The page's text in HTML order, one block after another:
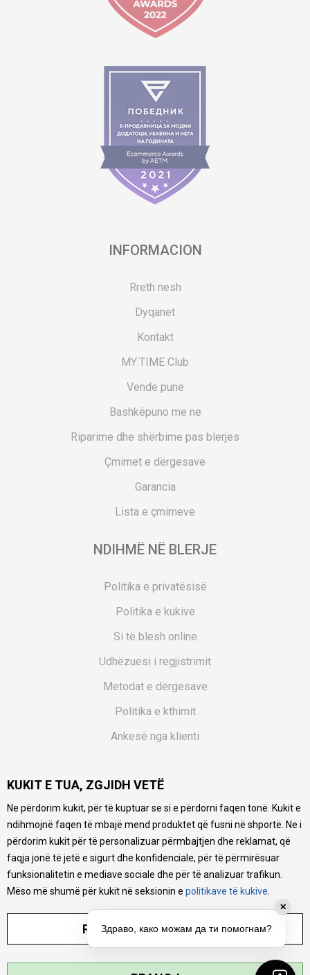
INFORMACION
Rreth nesh
Dyqanet
Kontakt
MY:TIME Club
Vende pune
Bashkëpuno me ne
Riparime dhe shërbime pas blerjes
Çmimet e dërgesave
Garancia
Lista e çmimeve
NDIHMË NË BLERJE
Politika e privatësisë
Politika e kukive
Si të blesh online
Udhëzuesi i regjistrimit
Metodat e dërgesave
Politika e kthimit
Ankesë nga klienti
Pyetjet më të shpeshta
Ne bëjmë çmos që të ofrojmë një përshkrim sa më të saktë
të produkteve tona, ofrojmë edhe foto e çmimin, por nuk
mund të garantojmë që informacioni është i plotë e pa
gabime. Të gjitha produktet janë pjesë e portfolios sonë, por
kjo nuk do të thotë se janë në gjendje në çdo çast.
KUKIT E TUA, ZGJIDH VETË
Ne përdorim kukit, për të kuptuar se si e përdorni faqen tonë. Kukit e
ndihmojnë faqen të mbajë mend produktet që fusni në shportë. Ne i
përdorim kukit për të personalizuar përmbajtjen dhe reklamat, që
faqja jonë të jetë e sigurt dhe konfidenciale, për të përmirësuar
funksionalitetin e mediave sociale dhe për të analizuar trafikun.
Mëso më shumë për kukit në seksionin e politikave të kukive
RREGULLO PARAMETRAT
✕
Здраво, како можам да ти помогнам?